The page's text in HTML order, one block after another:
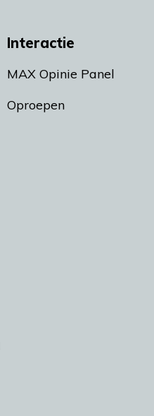
Interactie
MAX Opinie Panel
Oproepen